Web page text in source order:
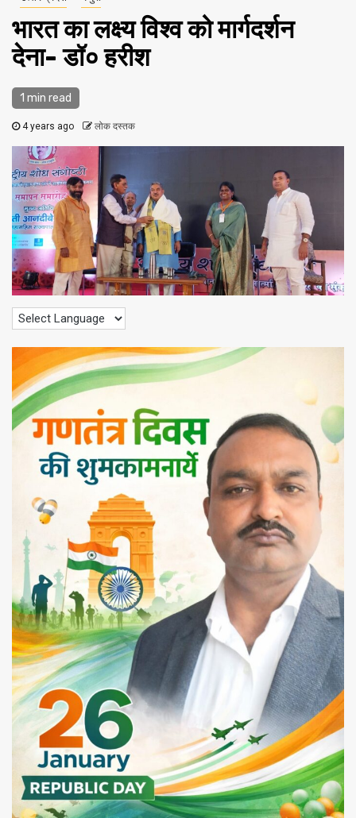
भारत का लक्ष्य विश्व को मार्गदर्शन
देना- डॉ० हरीश
1 min read
4 years ago लोक दस्तक